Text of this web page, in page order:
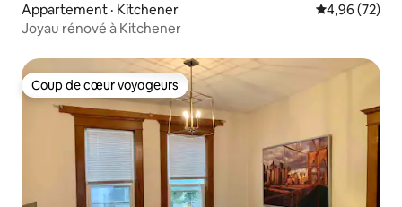
Appartement · Kitchener Note
4,96 (72)
Joyau rénové à Kitchener
Coup de cœur voyageurs
Coup de cœur voyageurs